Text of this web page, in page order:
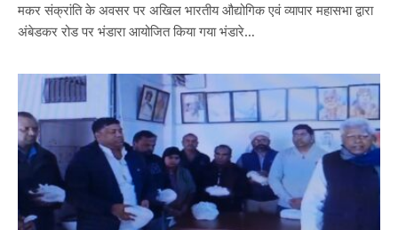
मकर संक्रांति के अवसर पर अखिल भारतीय औद्योगिक एवं व्यापार महासभा द्वारा
अंबेडकर रोड पर भंडारा आयोजित किया गया भंडारे…